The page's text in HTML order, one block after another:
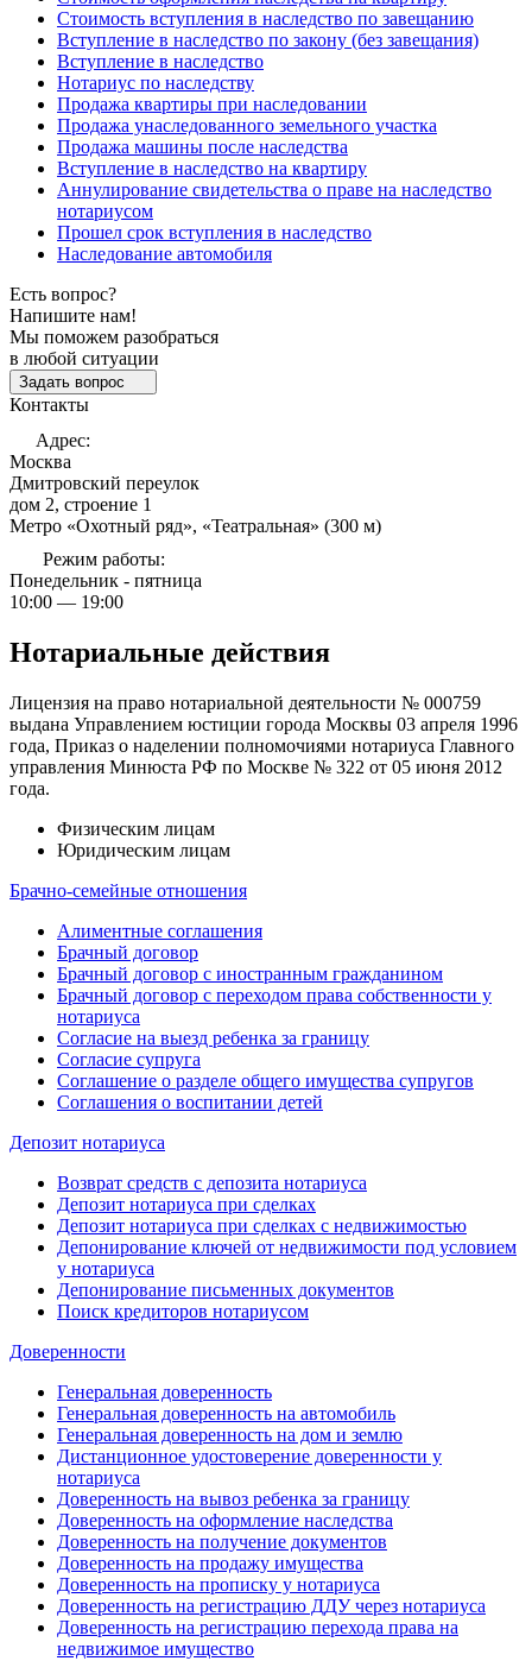
Стоимость вступления в наследство по завещанию
Вступление в наследство по закону (без завещания)
Вступление в наследство
Нотариус по наследству
Продажа квартиры при наследовании
Продажа унаследованного земельного участка
Продажа машины после наследства
Вступление в наследство на квартиру
Аннулирование свидетельства о праве на наследство
нотариусом
Прошел срок вступления в наследство
Наследование автомобиля
Есть вопрос?
Напишите нам!
Мы поможем разобраться
в любой ситуации
Задать вопрос
Контакты
Адрес:
Москва
Дмитровский переулок
дом 2, строение 1
Метро «Охотный ряд», «Театральная» (300 м)
Режим работы:
Понедельник - пятница
10:00 — 19:00
Нотариальные действия
Лицензия на право нотариальной деятельности № 000759
выдана Управлением юстиции города Москвы 03 апреля 1996
года, Приказ о наделении полномочиями нотариуса Главного
управления Минюста РФ по Москве № 322 от 05 июня 2012
года.
Физическим лицам
Юридическим лицам
Брачно-семейные отношения
Алиментные соглашения
Брачный договор
Брачный договор с иностранным гражданином
Брачный договор с переходом права собственности у
нотариуса
Согласие на выезд ребенка за границу
Согласие супруга
Соглашение о разделе общего имущества супругов
Соглашения о воспитании детей
Депозит нотариуса
Возврат средств с депозита нотариуса
Депозит нотариуса при сделках
Депозит нотариуса при сделках с недвижимостью
Депонирование ключей от недвижимости под условием
у нотариуса
Депонирование письменных документов
Поиск кредиторов нотариусом
Доверенности
Генеральная доверенность
Генеральная доверенность на автомобиль
Генеральная доверенность на дом и землю
Дистанционное удостоверение доверенности у
нотариуса
Доверенность на вывоз ребенка за границу
Доверенность на оформление наследства
Доверенность на получение документов
Доверенность на продажу имущества
Доверенность на прописку у нотариуса
Доверенность на регистрацию ДДУ через нотариуса
Доверенность на регистрацию перехода права на
недвижимое имущество